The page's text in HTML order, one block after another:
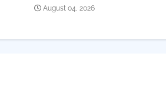
August 04, 2026